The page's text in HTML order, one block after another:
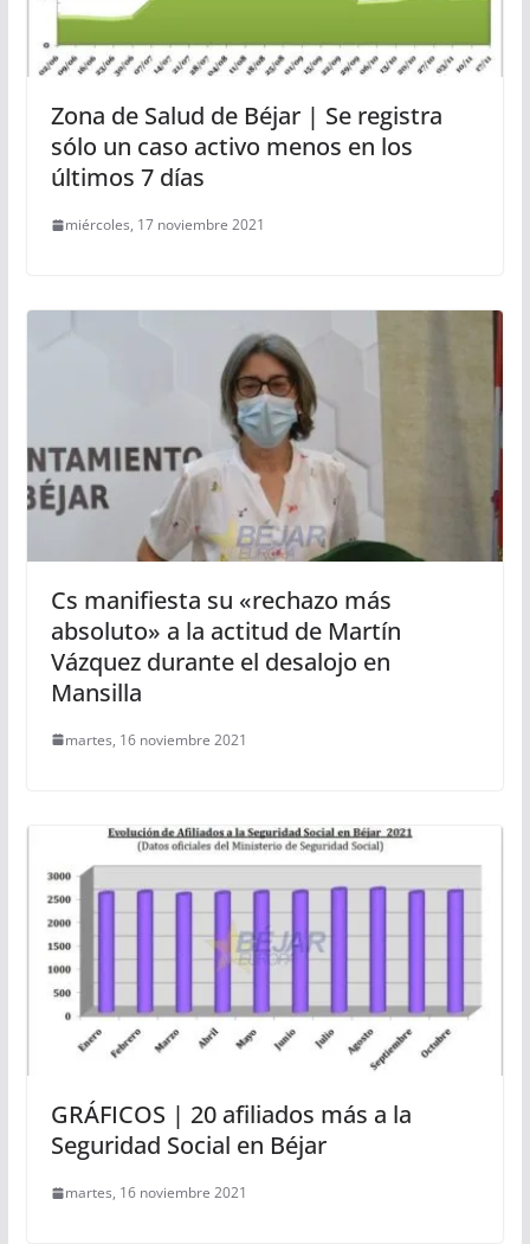
Zona de Salud de Béjar | Se registra
sólo un caso activo menos en los
últimos 7 días
miércoles, 17 noviembre 2021
Cs manifiesta su «rechazo más
absoluto» a la actitud de Martín
Vázquez durante el desalojo en
Mansilla
martes, 16 noviembre 2021
GRÁFICOS | 20 afiliados más a la
Seguridad Social en Béjar
martes, 16 noviembre 2021